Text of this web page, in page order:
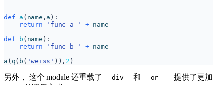
def a ( name , a ):
return
'func_a ' + name
def
b ( name ):
return
'func_b ' + name
a ( q ( b ( 'weiss' )), 2 )
另外， 这个 module 还重载了 __div__ 和 __or__
，提供了更加